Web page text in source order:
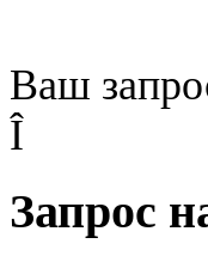
Ваш
Î
Запрос